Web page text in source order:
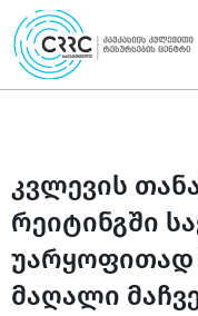
Skip
to
content
კვლევის
რეიტინგში
უარყოფითად
მაღალი